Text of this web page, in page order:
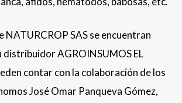
NATURCROP SAS se encuentran
distribuidor AGROINSUMOS EL
contar con la colaboración de los
José Omar Panqueva Gómez,